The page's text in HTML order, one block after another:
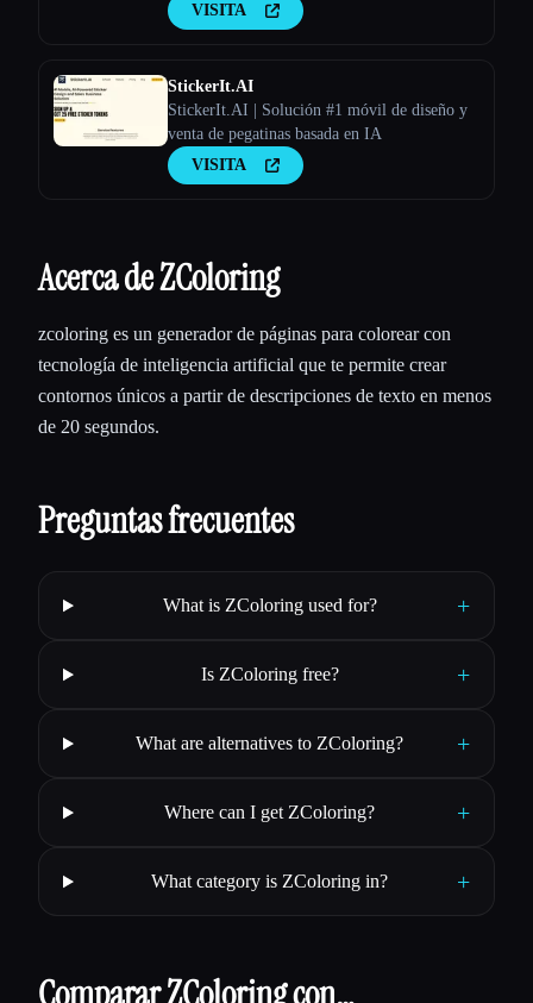
VISITA
StickerIt.AI
StickerIt.AI | Solución #1 móvil de diseño y
venta de pegatinas basada en IA
VISITA
Acerca de ZColoring
zcoloring es un generador de páginas para colorear con
tecnología de inteligencia artificial que te permite crear
contornos únicos a partir de descripciones de texto en menos
de 20 segundos.
Preguntas frecuentes
What is ZColoring used for? +
Is ZColoring free? +
What are alternatives to ZColoring? +
Where can I get ZColoring? +
What category is ZColoring in? +